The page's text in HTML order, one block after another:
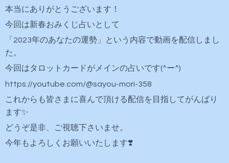
本当にありがとうございます！
今回は新春おみくじ占いとして
「2023年のあなたの運勢」という内容で動画を配信しまし
た。
今回はタロットカードがメインの占いです(^ー^)
https://youtube.com/@sayou-mori-358
これからも皆さまに喜んで頂ける配信を目指してがんばり
ます✨️
どうぞ是非、ご視聴下さいませ。
今年もよろしくお願いいたします❣️